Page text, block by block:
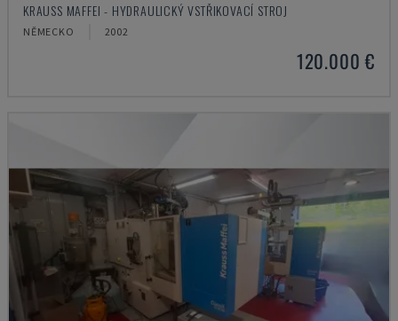
KRAUSS MAFFEI - HYDRAULICKÝ VSTŘIKOVACÍ STROJ
NĚMECKO 2002
120.000 €